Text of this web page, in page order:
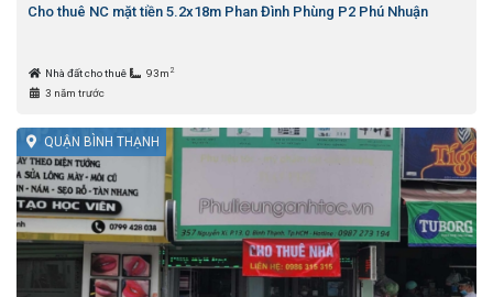
Cho thuê NC mặt tiền 5.2x18m Phan Đình Phùng P2 Phú Nhuận
Nhà đất cho thuê 93m 2
3 năm trước
QUẬN BÌNH THẠNH